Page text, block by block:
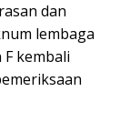
dan
lembaga
F kembali